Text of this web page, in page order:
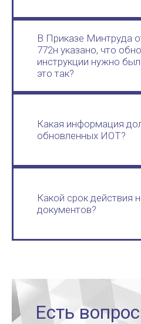
В Приказе Минтруда
772н указано, что
инструкции нужно
это так?
Какая информация
обновленных ИОТ?
Какой срок действия
документов?
Есть